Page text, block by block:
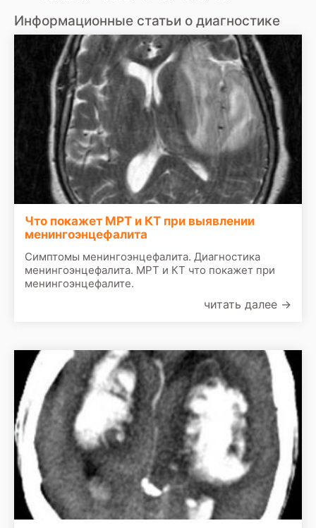
Информационные статьи о диагностике
Что покажет МРТ и КТ при выявлении
менингоэнцефалита
Симптомы менингоэнцефалита. Диагностика
менингоэнцефалита. МРТ и КТ что покажет при
менингоэнцефалите.
читать далее →